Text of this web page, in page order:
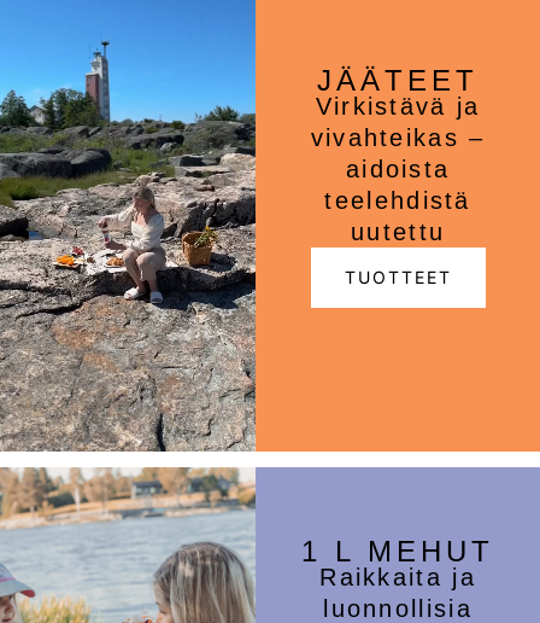
JÄÄTEET
Virkistävä ja
vivahteikas –
aidoista
teelehdistä
uutettu
TUOTTEET
1 L MEHUT
Raikkaita ja
luonnollisia